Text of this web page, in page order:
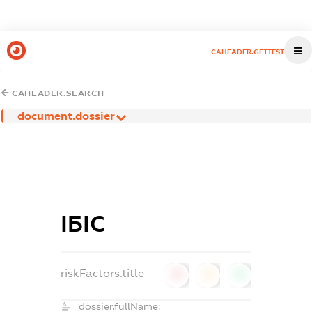
CAHEADER.GETTEST
CAHEADER.SEARCH
document.dossier
ІБІС
riskFactors.title
dossier.fullName: